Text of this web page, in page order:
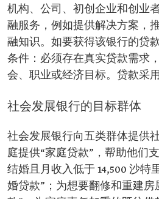
机构、公司、初创企业和创业
融服务，例如提供解决方案，
融知识。如要获得该银行的贷
条件：必须存在真实贷款需求
会、职业或经济目标。贷款采
社会发展银行的目标群体
社会发展银行向五类群体提供
庭提供“家庭贷款”，帮助他们
结婚且月收入低于 14,500 沙特
婚贷款”；为想要翻修和重建房